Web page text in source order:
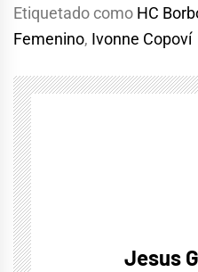
Etiquetado como HC
Femenino, Ivonne Copoví
Jesus